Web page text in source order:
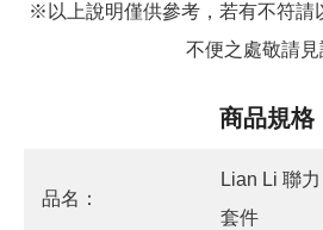
※以上說明僅供參考，若有不符請
不便之處敬請見
商品規格
品名：
Lian Li 聯
套件